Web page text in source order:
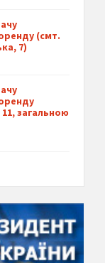
(смт.
7)
загальною